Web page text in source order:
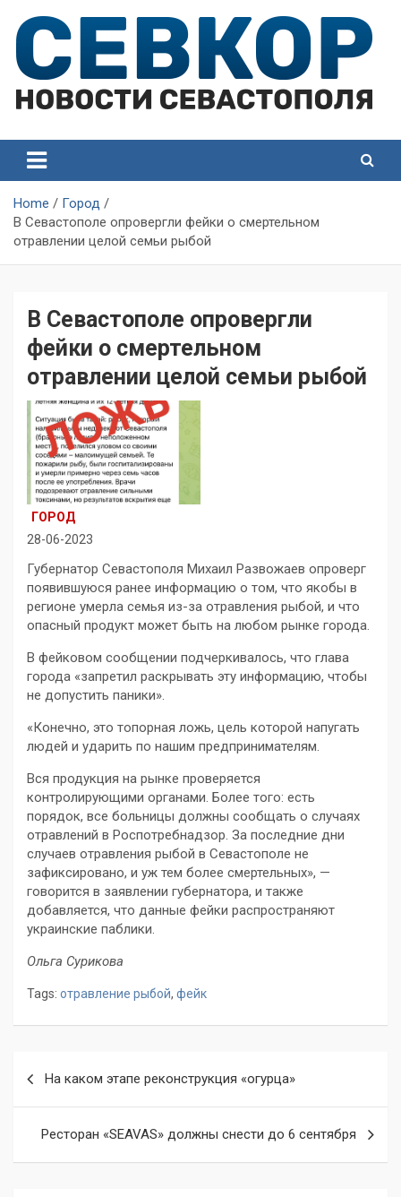
content
Севастополя
Севастополя
Home
Город
В Севастополе опровергли фейки о смертельном
отравлении целой семьи рыбой
В Севастополе опровергли
фейки о смертельном
отравлении целой семьи рыбой
ГОРОД
28-06-2023
Губернатор Севастополя Михаил Развожаев опроверг
появившуюся ранее информацию о том, что якобы в
регионе умерла семья из-за отравления рыбой, и что
опасный продукт может быть на любом рынке города.
В фейковом сообщении подчеркивалось, что глава
города «запретил раскрывать эту информацию, чтобы
не допустить паники».
«Конечно, это топорная ложь, цель которой напугать
людей и ударить по нашим предпринимателям.
Вся продукция на рынке проверяется
контролирующими органами. Более того: есть
порядок, все больницы должны сообщать о случаях
отравлений в Роспотребнадзор. За последние дни
случаев отравления рыбой в Севастополе не
зафиксировано, и уж тем более смертельных», —
говорится в заявлении губернатора, и также
добавляется, что данные фейки распространяют
украинские паблики.
Ольга Сурикова
Tags: отравление рыбой, фейк
записям
На каком этапе реконструкция «огурца»
Ресторан «SEAVAS» должны снести до 6 сентября